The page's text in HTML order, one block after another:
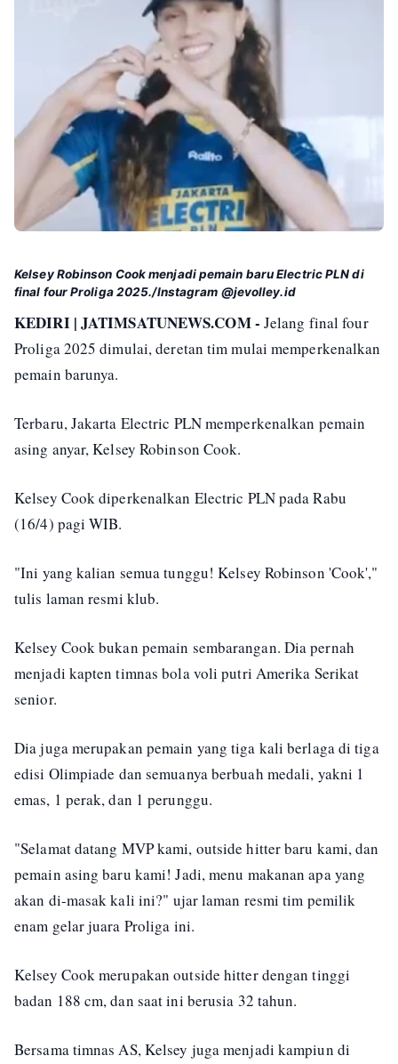
Kelsey Robinson Cook menjadi pemain baru Electric PLN di
final four Proliga 2025./Instagram @jevolley.id
KEDIRI | JATIMSATUNEWS.COM - Jelang final four
Proliga 2025 dimulai, deretan tim mulai memperkenalkan
pemain barunya.
Terbaru, Jakarta Electric PLN memperkenalkan pemain
asing anyar, Kelsey Robinson Cook.
Kelsey Cook diperkenalkan Electric PLN pada Rabu
(16/4) pagi WIB.
"Ini yang kalian semua tunggu! Kelsey Robinson 'Cook',"
tulis laman resmi klub.
Kelsey Cook bukan pemain sembarangan. Dia pernah
menjadi kapten timnas bola voli putri Amerika Serikat
senior.
Dia juga merupakan pemain yang tiga kali berlaga di tiga
edisi Olimpiade dan semuanya berbuah medali, yakni 1
emas, 1 perak, dan 1 perunggu.
"Selamat datang MVP kami, outside hitter baru kami, dan
pemain asing baru kami! Jadi, menu makanan apa yang
akan di-masak kali ini?" ujar laman resmi tim pemilik
enam gelar juara Proliga ini.
Kelsey Cook merupakan outside hitter dengan tinggi
badan 188 cm, dan saat ini berusia 32 tahun.
Bersama timnas AS, Kelsey juga menjadi kampiun di